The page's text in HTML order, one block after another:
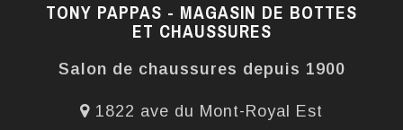
TONY PAPPAS - MAGASIN DE BOTTES
ET CHAUSSURES
Salon de chaussures depuis 1900
1822 ave du Mont-Royal Est